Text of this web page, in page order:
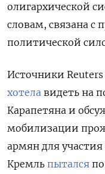
олигархической
словам, связана с
политической
Источники
хотела видеть на
Карапетяна и
мобилизации
армян для
Кремль пытался